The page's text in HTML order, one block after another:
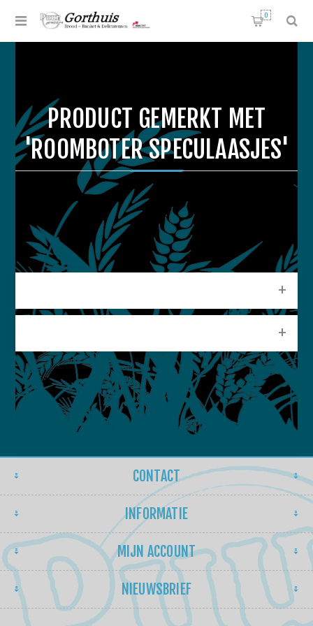
0
PRODUCT GEMERKT MET
'ROOMBOTER SPECULAASJES'
CONTACT
INFORMATIE
MIJN ACCOUNT
NIEUWSBRIEF